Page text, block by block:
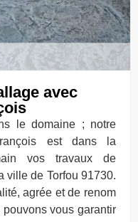
avec
le domaine ; notre
est dans la
vos travaux de
ville de Torfou 91730.
agrée et de renom
pouvons vous garantir